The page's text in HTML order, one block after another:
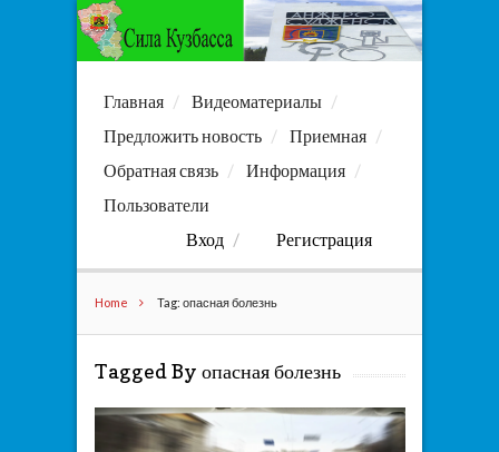
Главная
Видеоматериалы
Предложить новость
Приемная
Обратная связь
Информация
Пользователи
Вход
Регистрация
Home Tag: опасная болезнь
Tagged By опасная болезнь